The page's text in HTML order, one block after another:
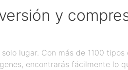
y
lugar. Con más de 1100 tipos
encontrarás fácilmente lo